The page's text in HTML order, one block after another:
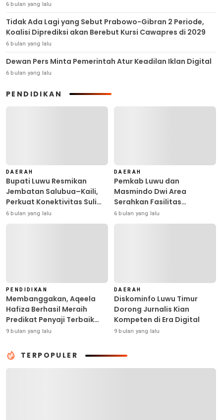
6 bulan yang lalu
Tidak Ada Lagi yang Sebut Prabowo-Gibran 2 Periode,
Koalisi Diprediksi akan Berebut Kursi Cawapres di 2029
6 bulan yang lalu
Dewan Pers Minta Pemerintah Atur Keadilan Iklan Digital
6 bulan yang lalu
PENDIDIKAN
DAERAH
Bupati Luwu Resmikan
Jembatan Salubua–Kaili,
Perkuat Konektivitas Suli
Barat
6 bulan yang lalu
DAERAH
Pemkab Luwu dan
Masmindo Dwi Area
Serahkan Fasilitas
Pengolahan Nilam: Perkuat
Usaha dan Peluang Kerja
6 bulan yang lalu
PENDIDIKAN
Membanggakan, Aqeela
Hafiza Berhasil Meraih
Predikat Penyaji Terbaik
pada Bina Talenta
9 bulan yang lalu
DAERAH
Diskominfo Luwu Timur
Dorong Jurnalis Kian
Kompeten di Era Digital
9 bulan yang lalu
TERPOPULER